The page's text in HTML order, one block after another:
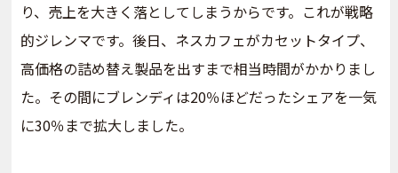
り、売上を大きく落としてしまうからです。これが戦略
的ジレンマです。後日、ネスカフェがカセットタイプ、
高価格の詰め替え製品を出すまで相当時間がかかりまし
た。その間にブレンディは20％ほどだったシェアを一気
に30％まで拡大しました。